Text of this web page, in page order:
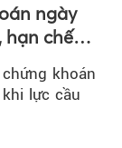
ngày
hạn chế
khoán
lực cầu